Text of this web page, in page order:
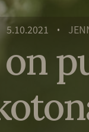
5.10.2021 •
on